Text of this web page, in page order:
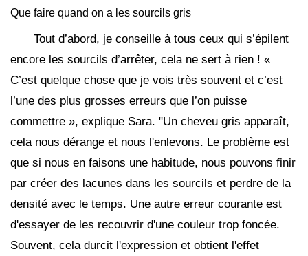
Que faire quand on a les sourcils gris
Tout d’abord, je conseille à tous ceux qui s’épilent
encore les sourcils d’arrêter, cela ne sert à rien ! «
C’est quelque chose que je vois très souvent et c’est
l’une des plus grosses erreurs que l’on puisse
commettre », explique Sara. "Un cheveu gris apparaît,
cela nous dérange et nous l'enlevons. Le problème est
que si nous en faisons une habitude, nous pouvons finir
par créer des lacunes dans les sourcils et perdre de la
densité avec le temps. Une autre erreur courante est
d'essayer de les recouvrir d'une couleur trop foncée.
Souvent, cela durcit l'expression et obtient l'effet